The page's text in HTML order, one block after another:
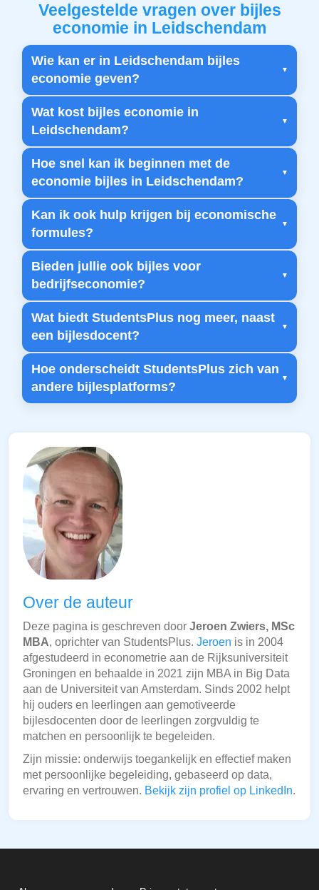
Veelgestelde vragen over bijles
economie in Leidschendam
Wie kan er in Leidschendam bijles
economie geven?
Wat kost bijles economie in
Leidschendam?
Hoe snel kan ik beginnen met de
economie bijles in Leidschendam?
Kan ik ook hulp krijgen bij economische
formules?
Bieden jullie ook bijles voor
bedrijfseconomie?
Wat biedt StudentsPlus nog meer, naast
een bijlesdocent?
Hoe onderscheidt StudentsPlus zich van
andere bijlesplatforms?
Over de auteur
Deze pagina is geschreven door Jeroen Zwiers, MSc
MBA, oprichter van StudentsPlus. Jeroen is in 2004
afgestudeerd in econometrie aan de Rijksuniversiteit
Groningen en behaalde in 2021 zijn MBA in Big Data
aan de Universiteit van Amsterdam. Sinds 2002 helpt
hij ouders en leerlingen aan gemotiveerde
bijlesdocenten door de leerlingen zorgvuldig te
matchen en persoonlijk te begeleiden.
Zijn missie: onderwijs toegankelijk en effectief maken
met persoonlijke begeleiding, gebaseerd op data,
ervaring en vertrouwen. Bekijk zijn profiel op LinkedIn.